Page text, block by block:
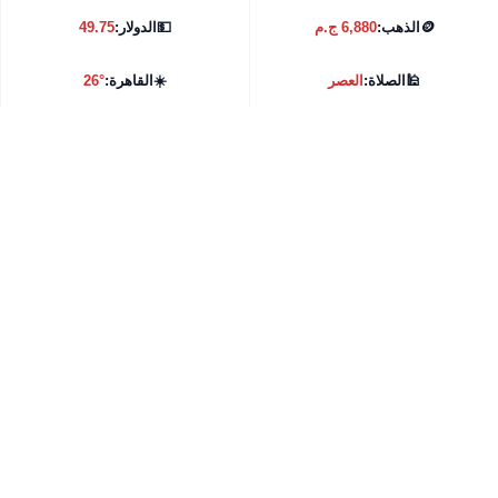
🪙 الذهب:6,880 ج.م 💵الدولار:49.75
🕌الصلاة:العصر ☀️القاهرة:26°